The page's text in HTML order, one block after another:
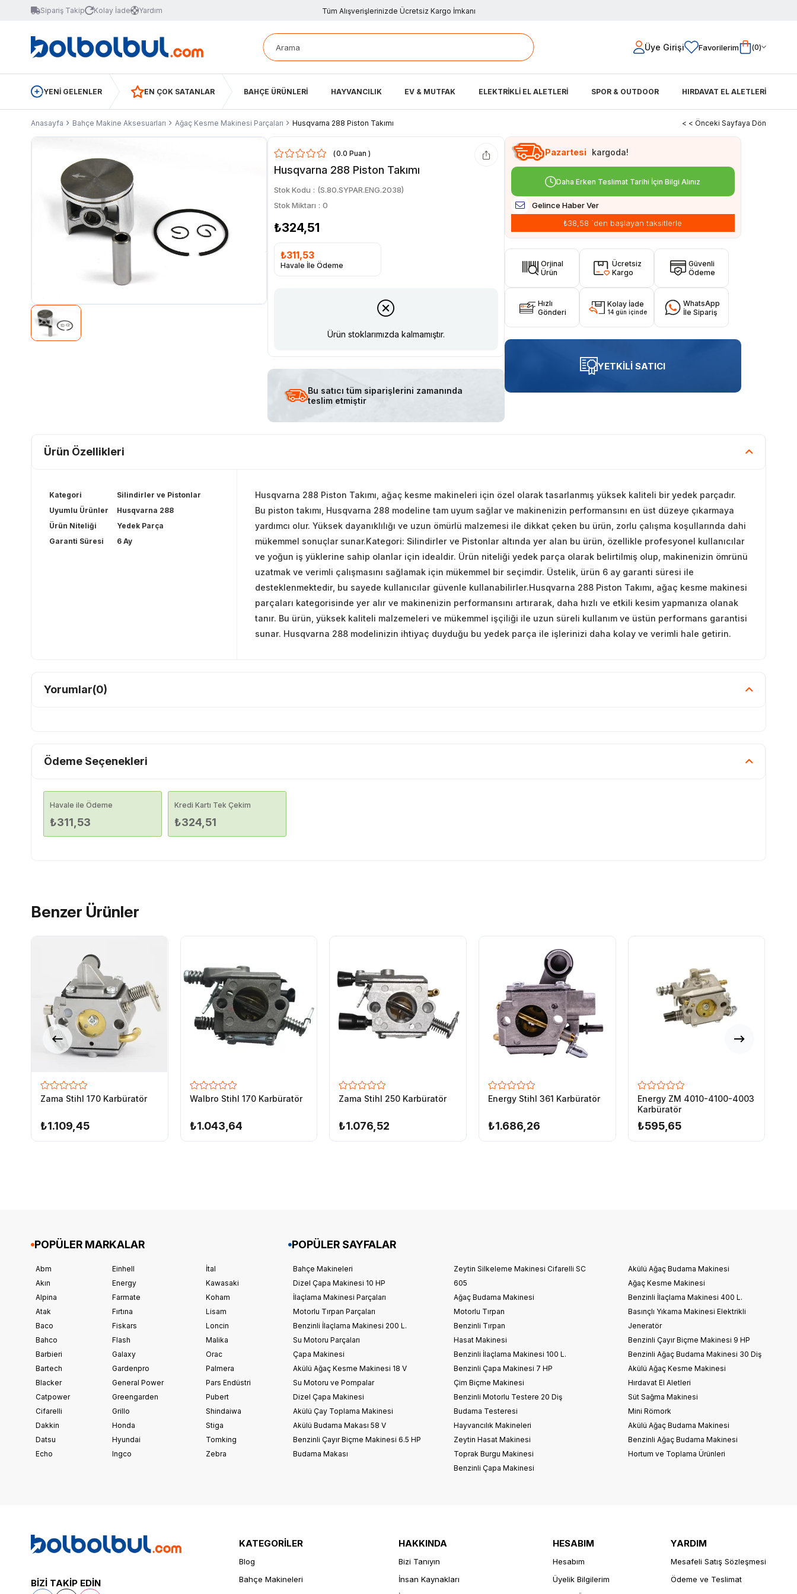
Sipariş Takip Kolay İade Yardım Tüm Alışverişlerinizde Ücretsiz Kargo İmkanı
Üye Girişi Favorilerim 0
YENİ GELENLER EN ÇOK SATANLAR BAHÇE ÜRÜNLERİ HAYVANCILIK EV & MUTFAK ELEKTRİKLİ EL ALETLERİ SPOR & OUTDOOR HIRDAVAT EL ALETLERİ
Anasayfa Bahçe Makine Aksesuarları Ağaç Kesme Makinesi Parçaları Husqvarna 288 Piston Takımı < < Önceki Sayfaya Dön
0.0
Husqvarna 288 Piston Takımı
Stok Kodu
(S.80.SYPAR.ENG.2038)
Stok Miktarı : 0
₺324,51
₺311,53
Havale İle Ödeme
Ürün stoklarımızda kalmamıştır.
Bu satıcı tüm siparişlerini zamanında
teslim etmiştir
Pazartesi kargoda!
Daha Erken Teslimat Tarihi İçin Bilgi Alınız
Gelince Haber Ver
₺38,58 `den başlayan taksitlerle
Orjinal
Ürün
Ücretsiz
Kargo
Güvenli
Ödeme
Hızlı
Gönderi
Kolay İade
14 gün içinde
WhatsApp
İle Sipariş
YETKİLİ SATICI
Ürün Özellikleri
Kategori
Silindirler ve Pistonlar
Uyumlu Ürünler
Husqvarna 288
Ürün Niteliği
Yedek Parça
Garanti Süresi
6 Ay
Husqvarna 288 Piston Takımı, ağaç kesme makineleri için özel olarak tasarlanmış yüksek kaliteli bir yedek parçadır.
Bu piston takımı, Husqvarna 288 modeline tam uyum sağlar ve makinenizin performansını en üst düzeye çıkarmaya
yardımcı olur. Yüksek dayanıklılığı ve uzun ömürlü malzemesi ile dikkat çeken bu ürün, zorlu çalışma koşullarında dahi
mükemmel sonuçlar sunar.Kategori: Silindirler ve Pistonlar altında yer alan bu ürün, özellikle profesyonel kullanıcılar
ve yoğun iş yüklerine sahip olanlar için idealdir. Ürün niteliği yedek parça olarak belirtilmiş olup, makinenizin ömrünü
uzatmak ve verimli çalışmasını sağlamak için mükemmel bir seçimdir. Üstelik, ürün 6 ay garanti süresi ile
desteklenmektedir, bu sayede kullanıcılar güvenle kullanabilirler.Husqvarna 288 Piston Takımı, ağaç kesme makinesi
parçaları kategorisinde yer alır ve makinenizin performansını artırarak, daha hızlı ve etkili kesim yapmanıza olanak
tanır. Bu ürün, yüksek kaliteli malzemeleri ve mükemmel işçiliği ile uzun süreli kullanım ve üstün performans garantisi
sunar. Husqvarna 288 modelinizin ihtiyaç duyduğu bu yedek parça ile işlerinizi daha kolay ve verimli hale getirin.
Yorumlar(0)
Ödeme Seçenekleri
Havale ile Ödeme
₺311,53
Kredi Kartı Tek Çekim
₺324,51
Benzer Ürünler
Zama Stihl 170 Karbüratör
₺1.109,45
Walbro Stihl 170 Karbüratör
₺1.043,64
Zama Stihl 250 Karbüratör
₺1.076,52
Energy Stihl 361 Karbüratör
₺1.686,26
Energy ZM 4010-4100-4003
Karbüratör
₺595,65
POPÜLER MARKALAR
Abm
Akın
Alpina
Atak
Baco
Bahco
Barbieri
Bartech
Blacker
Catpower
Cifarelli
Dakkin
Datsu
Echo
Einhell
Energy
Farmate
Fırtına
Fiskars
Flash
Galaxy
Gardenpro
General Power
Greengarden
Grillo
Honda
Hyundai
Ingco
İtal
Kawasaki
Koham
Lisam
Loncin
Malika
Orac
Palmera
Pars Endüstri
Pubert
Shindaiwa
Stiga
Tomking
Zebra
POPÜLER SAYFALAR
Bahçe Makineleri
Dizel Çapa Makinesi 10 HP
İlaçlama Makinesi Parçaları
Motorlu Tırpan Parçaları
Benzinli İlaçlama Makinesi 200 L.
Su Motoru Parçaları
Çapa Makinesi
Akülü Ağaç Kesme Makinesi 18 V
Su Motoru ve Pompalar
Dizel Çapa Makinesi
Akülü Çay Toplama Makinesi
Akülü Budama Makası 58 V
Benzinli Çayır Biçme Makinesi 6.5 HP
Budama Makası
Zeytin Silkeleme Makinesi Cifarelli SC
605
Ağaç Budama Makinesi
Motorlu Tırpan
Benzinli Tırpan
Hasat Makinesi
Benzinli İlaçlama Makinesi 100 L.
Benzinli Çapa Makinesi 7 HP
Çim Biçme Makinesi
Benzinli Motorlu Testere 20 Diş
Budama Testeresi
Hayvancılık Makineleri
Zeytin Hasat Makinesi
Toprak Burgu Makinesi
Benzinli Çapa Makinesi
Akülü Ağaç Budama Makinesi
Ağaç Kesme Makinesi
Benzinli İlaçlama Makinesi 400 L.
Basınçlı Yıkama Makinesi Elektrikli
Jeneratör
Benzinli Çayır Biçme Makinesi 9 HP
Benzinli Ağaç Budama Makinesi 30 Diş
Akülü Ağaç Kesme Makinesi
Hırdavat El Aletleri
Süt Sağma Makinesi
Mini Römork
Akülü Ağaç Budama Makinesi
Benzinli Ağaç Budama Makinesi
Hortum ve Toplama Ürünleri
BİZİ TAKİP EDİN
KATEGORİLER
Blog
Bahçe Makineleri
HAKKINDA
Bizi Tanıyın
İnsan Kaynakları
HESABIM
Hesabım
Üyelik Bilgilerim
YARDIM
Mesafeli Satış Sözleşmesi
Ödeme ve Teslimat